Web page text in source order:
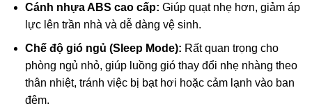
Cánh nhựa ABS cao cấp: Giúp quạt nhẹ hơn, giảm áp
lực lên trần nhà và dễ dàng vệ sinh.
Chế độ gió ngủ (Sleep Mode): Rất quan trọng cho
phòng ngủ nhỏ, giúp luồng gió thay đổi nhẹ nhàng theo
thân nhiệt, tránh việc bị bạt hơi hoặc cảm lạnh vào ban
đêm.